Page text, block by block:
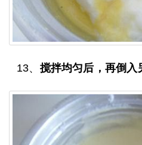
13、 搅拌均匀后，再倒入